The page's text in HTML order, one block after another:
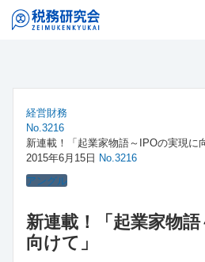
経営財務
No.3216
新連載！「起業家物語～IPOの実現に
2015年6月15日 No.3216
アングル
新連載！「起業家物
向けて」